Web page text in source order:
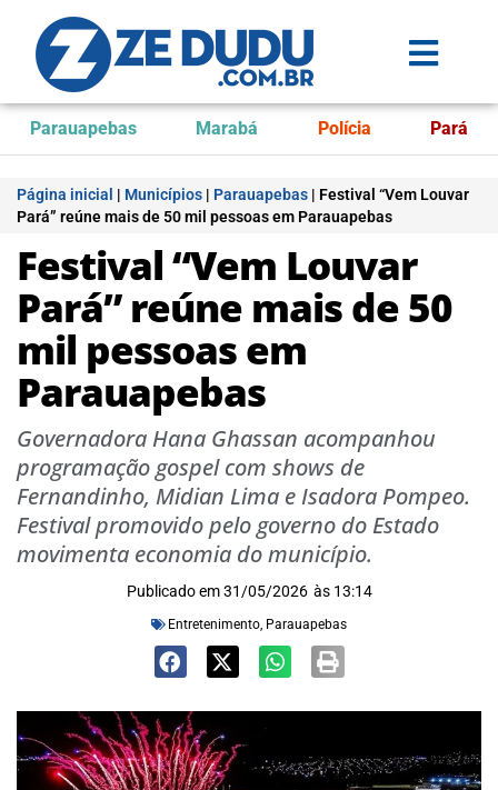
Parauapebas Marabá Polícia Pará
Página inicial | Municípios | Parauapebas | Festival “Vem Louvar
Pará” reúne mais de 50 mil pessoas em Parauapebas
Festival “Vem Louvar
Pará” reúne mais de 50
mil pessoas em
Parauapebas
Governadora Hana Ghassan acompanhou
programação gospel com shows de
Fernandinho, Midian Lima e Isadora Pompeo.
Festival promovido pelo governo do Estado
movimenta economia do município.
Publicado em 31/05/2026 às 13:14
Entretenimento, Parauapebas